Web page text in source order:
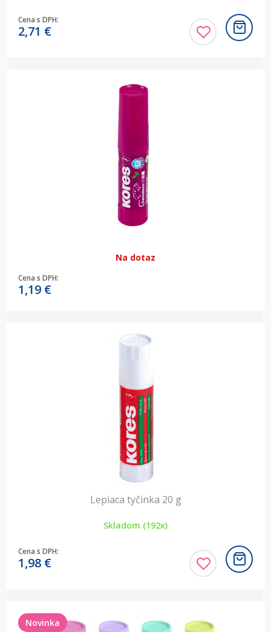
Cena s DPH:
2,71 €
Na dotaz
Cena s DPH:
1,19 €
Lepiaca tyčinka 20 g
Skladom (192x)
Cena s DPH:
1,98 €
Novinka